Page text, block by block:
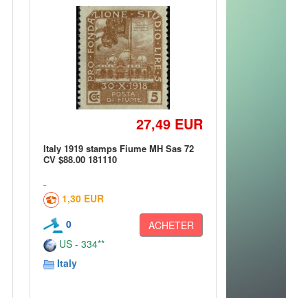
27,49 EUR
Italy 1919 stamps Fiume MH Sas 72
CV $88.00 181110
1,30 EUR
0
ACHETER
US - 334**
Italy